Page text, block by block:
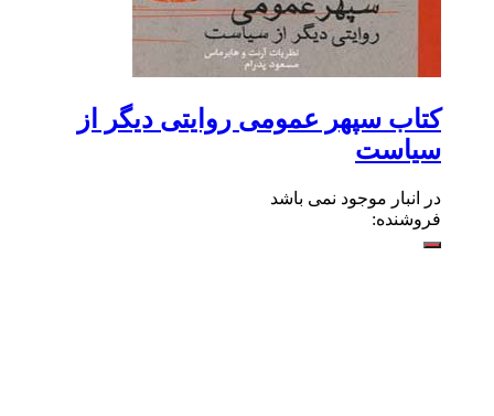
کتاب سپهر عمومی روایتی دیگر از
سیاست
در انبار موجود نمی باشد
فروشنده: